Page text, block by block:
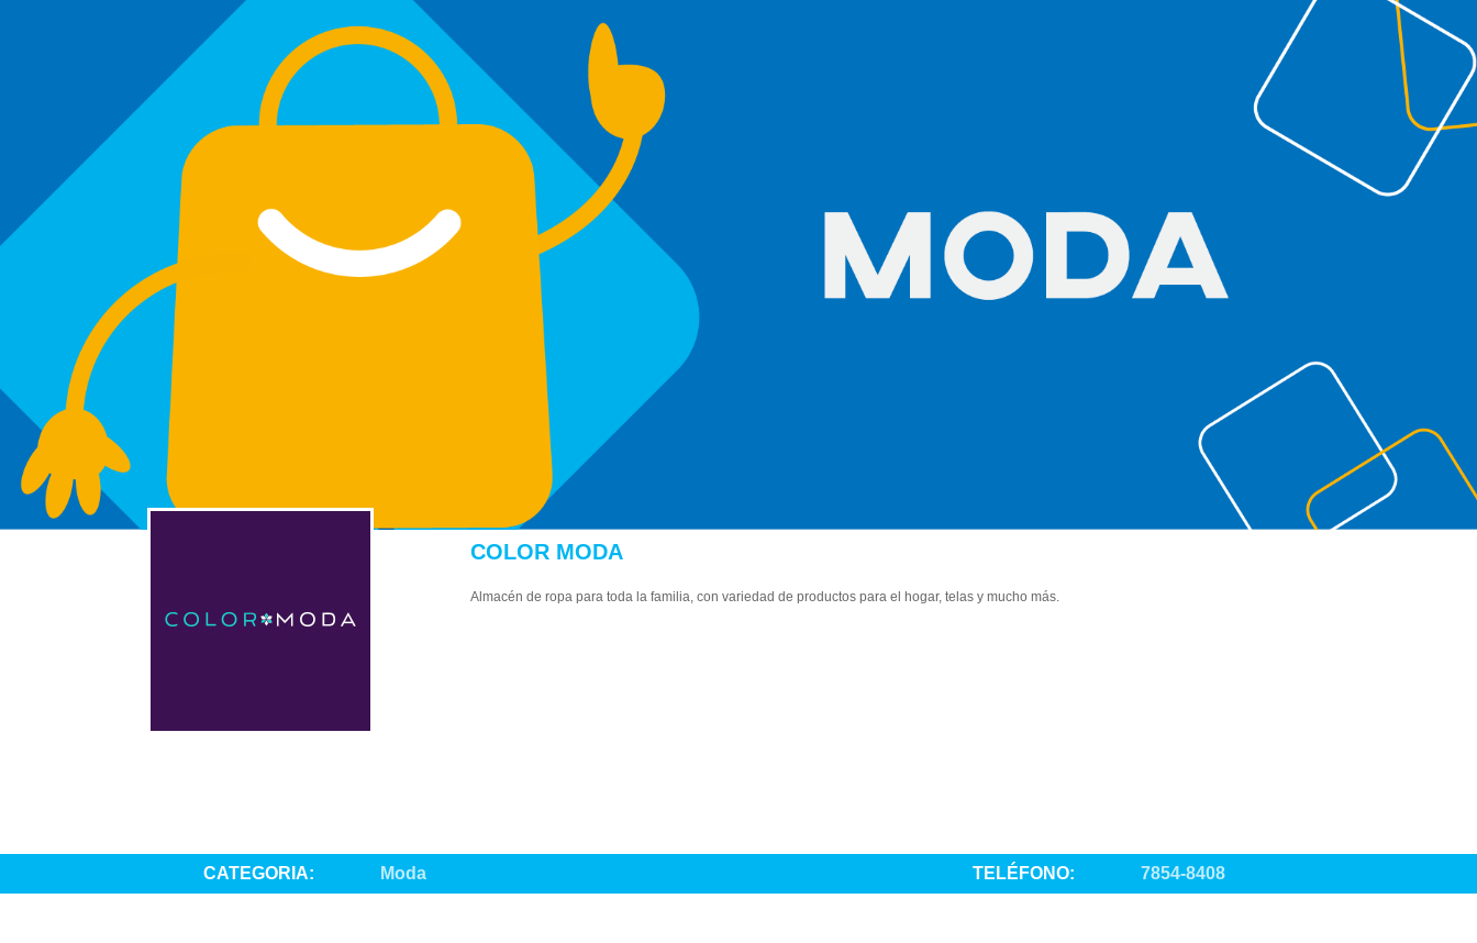
COLOR MODA
Almacén de ropa para toda la familia, con variedad de productos para el hogar, telas y mucho más.
CATEGORIA: Moda TELÉFONO: 7854-8408